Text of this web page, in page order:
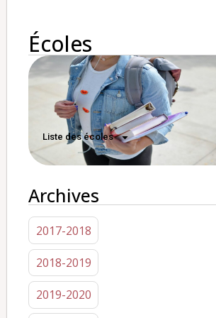
Écoles
Liste des écoles
Archives
2017-2018
2018-2019
2019-2020